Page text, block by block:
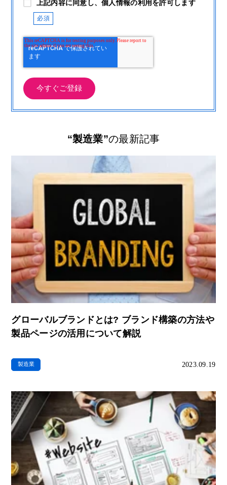
上記内容に同意し、個人情報の利用を許可します
“製造業”の最新記事
グローバルブランドとは? ブランド構築の方法や
製品ページの活用について解説
製造業 2023.09.19